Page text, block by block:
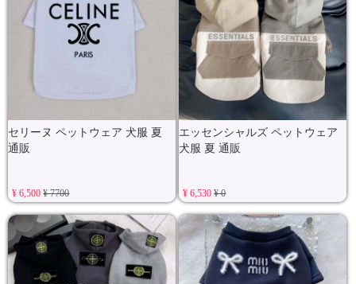
セリーヌ ペットウェア 犬服 夏
通販
¥ 6,500¥ 7700
エッセンシャルズ ペットウェア
犬服 夏 通販
¥ 6,530¥ 0